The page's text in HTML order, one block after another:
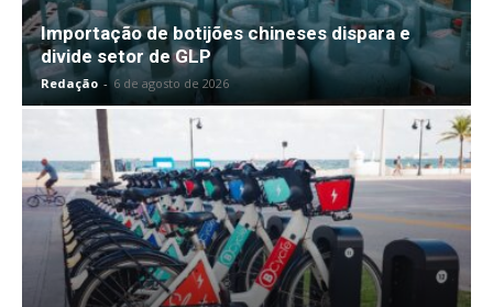
Importação de botijões chineses dispara e
divide setor de GLP
Redação - 6 de agosto de 2026